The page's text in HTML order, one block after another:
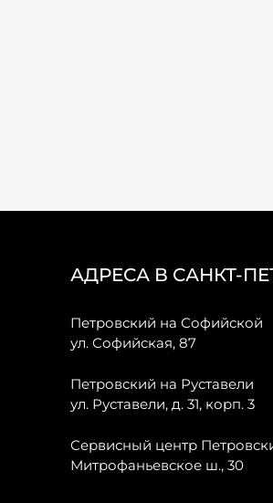
АДРЕСА В САНКТ-
Петровский на Софийской
ул. Софийская, 87
Петровский на Руставели
ул. Руставели, д. 31, корп. 3
Сервисный центр
Митрофаньевское ш., 30